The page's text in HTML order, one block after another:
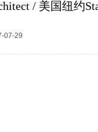
/ 美国纽约
07-29